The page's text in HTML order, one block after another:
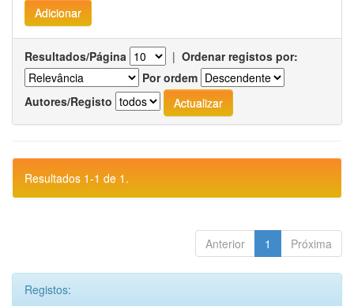
Resultados/Página | Ordenar registos por:
Por ordem
Autores/Registo
Resultados 1-1 de 1.
Anterior 1 Próxima
Registos: